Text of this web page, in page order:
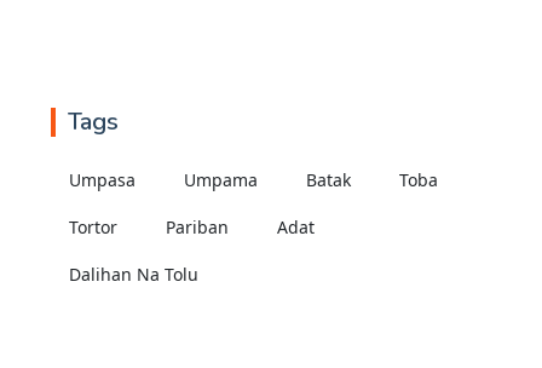
Tags
Umpasa Umpama Batak Toba
Tortor Pariban Adat
Dalihan Na Tolu